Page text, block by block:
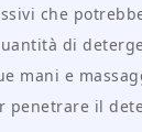
che
di
mani e
penetrare il